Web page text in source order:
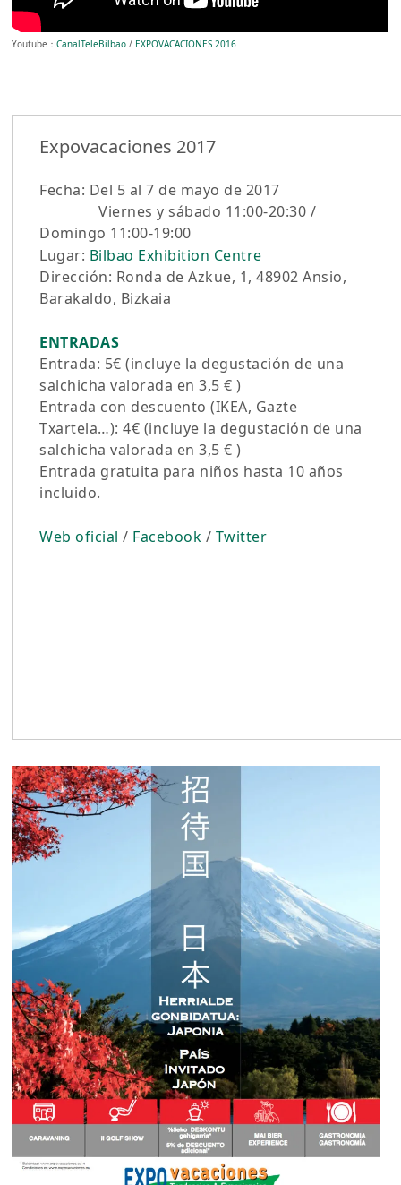
Youtube：CanalTeleBilbao / EXPOVACACIONES 2016
Expovacaciones 2017
Fecha: Del 5 al 7 de mayo de 2017
Viernes y sábado 11:00-20:30 /
Domingo 11:00-19:00
Lugar: Bilbao Exhibition Centre
Dirección: Ronda de Azkue, 1, 48902 Ansio,
Barakaldo, Bizkaia
ENTRADAS
Entrada: 5€ (incluye la degustación de una
salchicha valorada en 3,5 € )
Entrada con descuento (IKEA, Gazte
Txartela…): 4€ (incluye la degustación de una
salchicha valorada en 3,5 € )
Entrada gratuita para niños hasta 10 años
incluido.
Web oficial / Facebook / Twitter